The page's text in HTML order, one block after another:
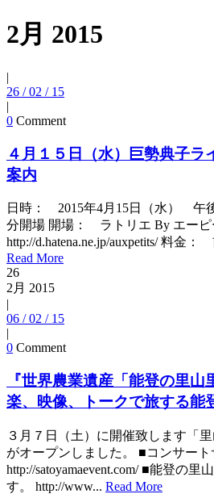
2月 2015
|
26 / 02 / 15
|
0 Comment
４月１５日（水）巨勢典子ラ
案内
日時： 2015年4月15日（水）
分開場 開場： ラトリエ By
http://d.hatena.ne.jp/auxpetits/ 料金
Read More
26
2月 2015
|
06 / 02 / 15
|
0 Comment
『世界農業遺産「能登の里
楽、映像、トークで旅する能
３月７日（土）に開催致します「
がオープンしました。 ■コンサート
http://satoyamaevent.com/ ■能登の里
す。 http://www... Read More